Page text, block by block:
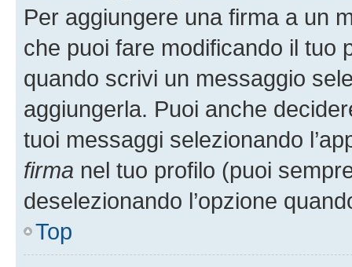
Per aggiungere una firma a un
che puoi fare modificando il tuo
quando scrivi un messaggio
aggiungerla. Puoi anche
tuoi messaggi selezionando
firma nel tuo profilo (puoi
deselezionando l’opzione
Top